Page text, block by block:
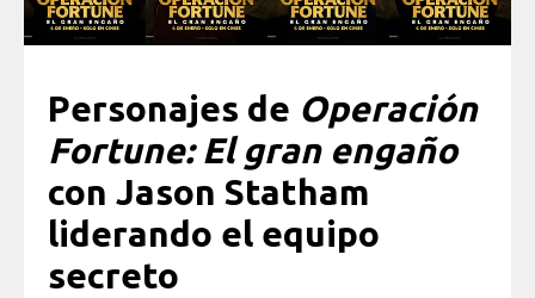
Personajes de Operación
Fortune: El gran engaño
con Jason Statham
liderando el equipo
secreto